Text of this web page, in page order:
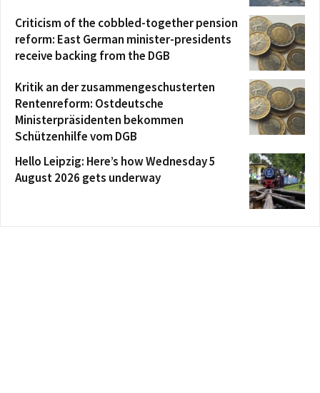
Criticism of the cobbled-together pension
reform: East German minister-presidents
receive backing from the DGB
Kritik an der zusammengeschusterten
Rentenreform: Ostdeutsche
Ministerpräsidenten bekommen
Schützenhilfe vom DGB
Hello Leipzig: Here’s how Wednesday 5
August 2026 gets underway